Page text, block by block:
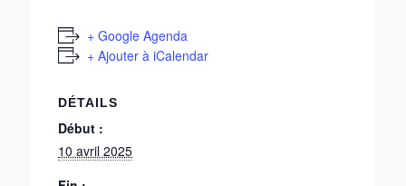
+ Google Agenda
+ Ajouter à iCalendar
DÉTAILS
Début :
10 avril 2025